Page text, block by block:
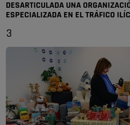
DESARTICULADA UNA
ESPECIALIZADA EN EL TRÁFICO
3